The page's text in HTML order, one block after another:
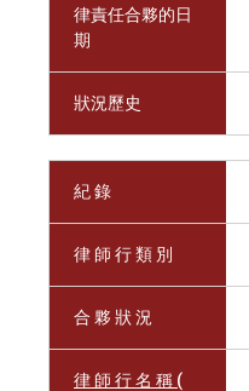
律責任合夥的日
期
狀況歷史
紀 錄
律 師 行 類 別
合 夥 狀 況
律 師 行 名 稱 (